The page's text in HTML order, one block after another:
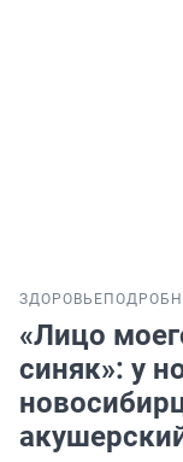
ЗДОРОВЬЕ
«Лицо
синяк»: у